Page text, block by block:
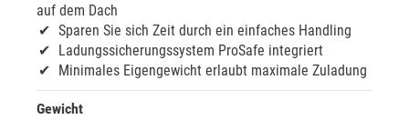
auf dem Dach
Sparen Sie sich Zeit durch ein einfaches Handling
Ladungssicherungssystem ProSafe integriert
Minimales Eigengewicht erlaubt maximale Zuladung
Gewicht